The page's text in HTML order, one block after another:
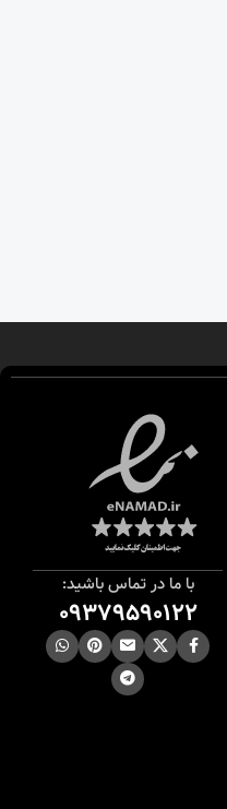
با ما در تماس باشید:
09379590122